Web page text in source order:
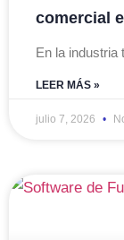
comercial
En la industria
LEER MÁS »
julio 7, 2026